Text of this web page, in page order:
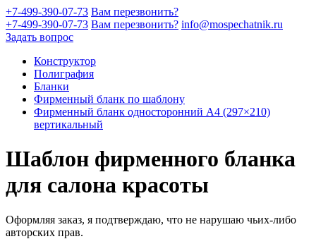
+7-499-390-07-73 Вам перезвонить?
+7-499-390-07-73 Вам перезвонить? info@mospechatnik.ru
Задать вопрос
Конструктор
Полиграфия
Бланки
Фирменный бланк по шаблону
Фирменный бланк односторонний A4 (297×210)
вертикальный
Шаблон фирменного бланка
для салона красоты
Оформляя заказ, я подтверждаю, что не нарушаю чьих-либо
авторских прав.